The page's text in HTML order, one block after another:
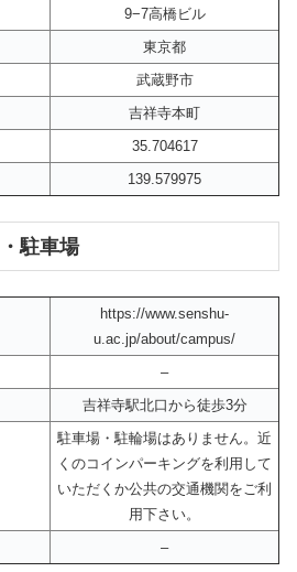
9−7高橋ビル
東京都
武蔵野市
吉祥寺本町
35.704617
139.579975
駐車場
https://www.senshu-
u.ac.jp/about/campus/
–
吉祥寺駅北口から徒歩3分
駐車場・駐輪場はありません。近
くのコインパーキングを利用して
いただくか公共の交通機関をご利
用下さい。
–